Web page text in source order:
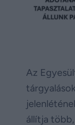
Az
állítja